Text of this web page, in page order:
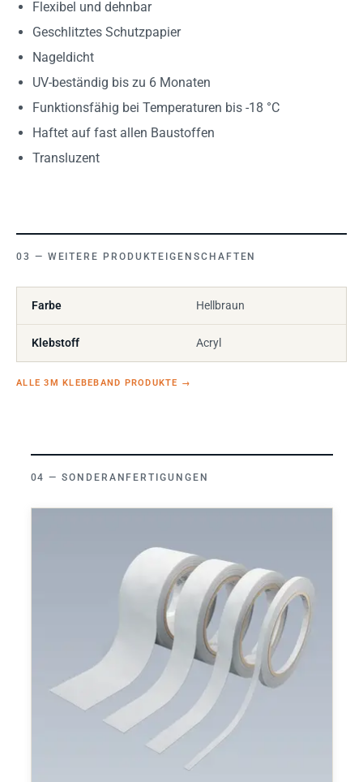
Flexibel und dehnbar
Geschlitztes Schutzpapier
Nageldicht
UV-beständig bis zu 6 Monaten
Funktionsfähig bei Temperaturen bis -18 °C
Haftet auf fast allen Baustoffen
Transluzent
WEITERE PRODUKTEIGENSCHAFTEN
Farbe Hellbraun
Klebstoff Acryl
ALLE 3M KLEBEBAND PRODUKTE →
SONDERANFERTIGUNGEN